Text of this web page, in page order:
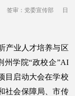
签审：党委宣传部
日
产业人才培养与区
州学院“政校企”AI
目启动大会在学校
社会保障局、市传